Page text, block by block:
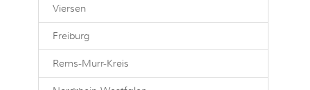
Viersen
Freiburg
Rems-Murr-Kreis